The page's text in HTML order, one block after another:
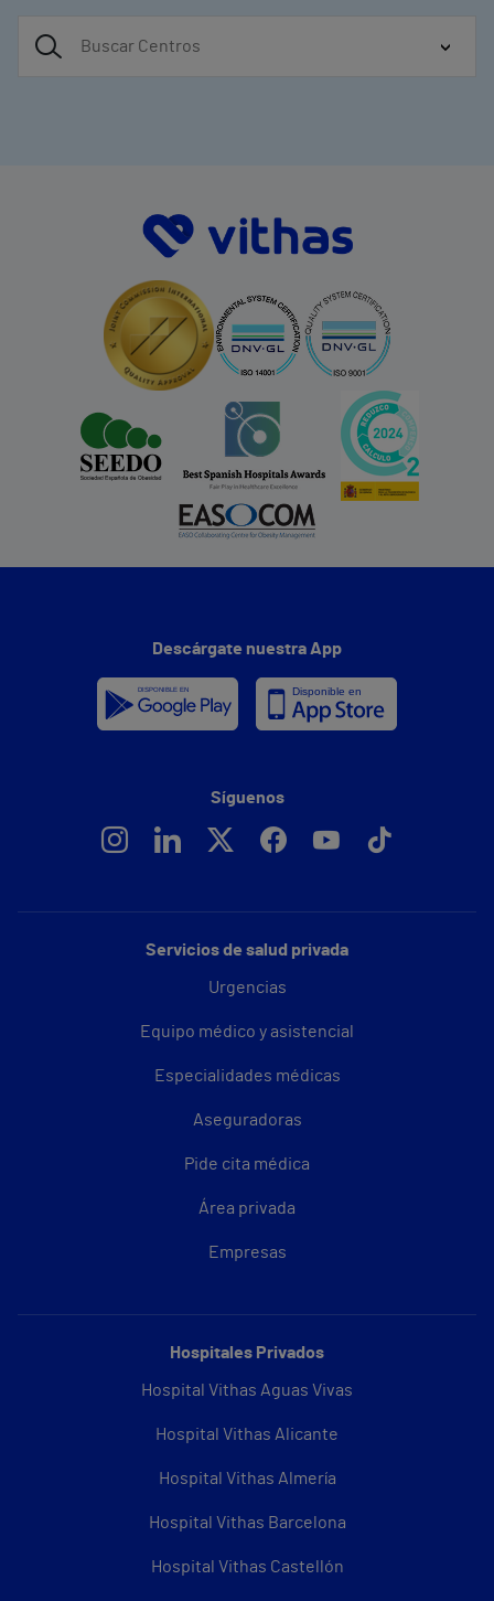
Servicios de salud privada
Urgencias
Equipo médico y asistencial
Especialidades médicas
Aseguradoras
Pide cita médica
Área privada
Empresas
Hospitales Privados
Hospital Vithas Aguas Vivas
Hospital Vithas Alicante
Hospital Vithas Almería
Hospital Vithas Barcelona
Hospital Vithas Castellón
Descárgate nuestra App
Síguenos